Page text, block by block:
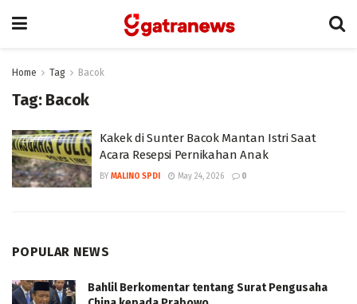
Home Tag Bacok
Tag: Bacok
Kakek di Sunter Bacok Mantan Istri Saat
Acara Resepsi Pernikahan Anak
BY MALINO SPDI May 24, 2026 0
POPULAR NEWS
Bahlil Berkomentar tentang Surat Pengusaha